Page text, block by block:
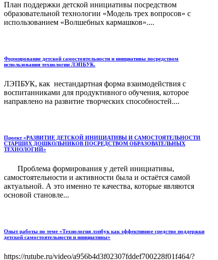
План поддержки детской инициативы посредством
образовательной технологии «Модель трех вопросов» с
использованием «Волшебных кармашков»....
Формирование детской самостоятельности и инициативы посредством
использования технологии ЛЭПБУК.
ЛЭПБУК, как нестандартная форма взаимодействия с
воспитанниками для продуктивного обучения, которое
направлено на развитие творческих способностей....
Проект «РАЗВИТИЕ ДЕТСКОЙ ИНИЦИАТИВЫ И САМОСТОЯТЕЛЬНОСТИ
СТАРШИХ ДОШКОЛЬНИКОВ ПОСРЕДСТВОМ ОБРАЗОВАТЕЛЬНЫХ
ТЕХНОЛОГИЙ»
Проблема формирования у детей инициативы,
самостоятельности и активности была и остаётся самой
актуальной. А это именно те качества, которые являются
основой становле...
Опыт работы по теме «Технология лэпбук как эффективное средство поддержки
детской самостоятельности и инициативы»
https://rutube.ru/video/a956b4d3f02307fddef700228f01f464/?